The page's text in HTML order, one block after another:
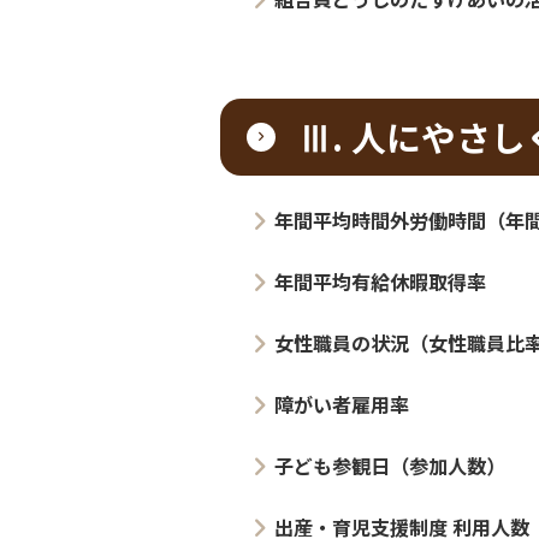
出産・育児支援制度 利用人数
介護支援制度 利用人数
Ⅳ. 100年後の地球
リサイクル回収量
レジ袋辞退率
食品廃棄物リサイクル率